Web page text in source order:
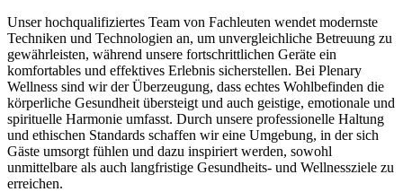
Unser hochqualifiziertes Team von Fachleuten wendet modernste
Techniken und Technologien an, um unvergleichliche Betreuung zu
gewährleisten, während unsere fortschrittlichen Geräte ein
komfortables und effektives Erlebnis sicherstellen. Bei Plenary
Wellness sind wir der Überzeugung, dass echtes Wohlbefinden die
körperliche Gesundheit übersteigt und auch geistige, emotionale und
spirituelle Harmonie umfasst. Durch unsere professionelle Haltung
und ethischen Standards schaffen wir eine Umgebung, in der sich
Gäste umsorgt fühlen und dazu inspiriert werden, sowohl
unmittelbare als auch langfristige Gesundheits- und Wellnessziele zu
erreichen.